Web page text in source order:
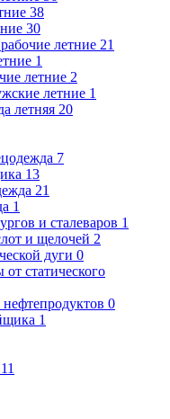
38
30
летние 21
1
летние 2
летние 1
летняя 20
7
13
21
1
и сталеваров 1
и щелочей 2
дуги 0
статического
0
1
11